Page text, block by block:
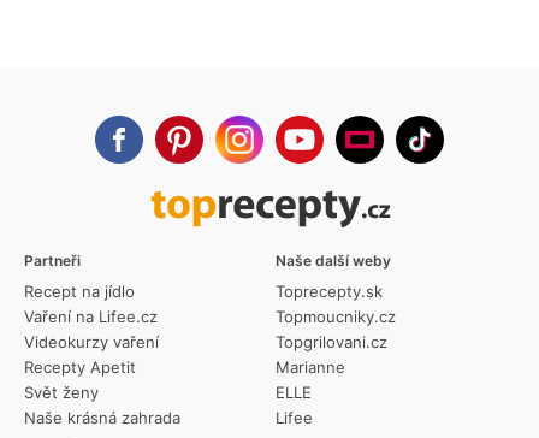
Partneři
Recept na jídlo
Vaření na Lifee.cz
Videokurzy vaření
Recepty Apetit
Svět ženy
Naše krásná zahrada
Naše další weby
Toprecepty.sk
Topmoucniky.cz
Topgrilovani.cz
Marianne
ELLE
Lifee